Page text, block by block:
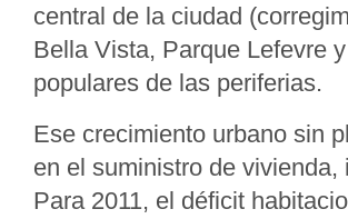
central de la ciudad
Bella Vista, Parque Lefevre
populares de las periferias.
Ese crecimiento urbano sin
en el suministro de
Para 2011, el déficit